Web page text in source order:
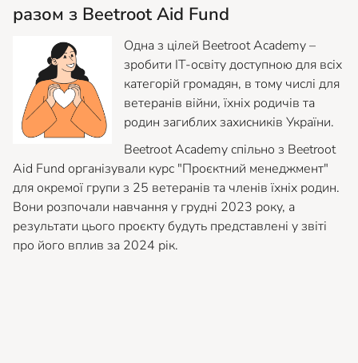
разом з Beetroot Aid Fund
Одна з цілей Beetroot Academy –
зробити ІТ-освіту доступною для всіх
категорій громадян, в тому числі для
ветеранів війни, їхніх родичів та
родин загиблих захисників України.
Beetroot Academy спільно з Beetroot
Aid Fund організували курс "Проєктний менеджмент"
для окремої групи з 25 ветеранів та членів їхніх родин.
Вони розпочали навчання у грудні 2023 року, а
результати цього проєкту будуть представлені у звіті
про його вплив за 2024 рік.